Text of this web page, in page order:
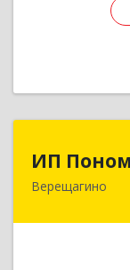
ИП
Верещагино
ИП
617120,